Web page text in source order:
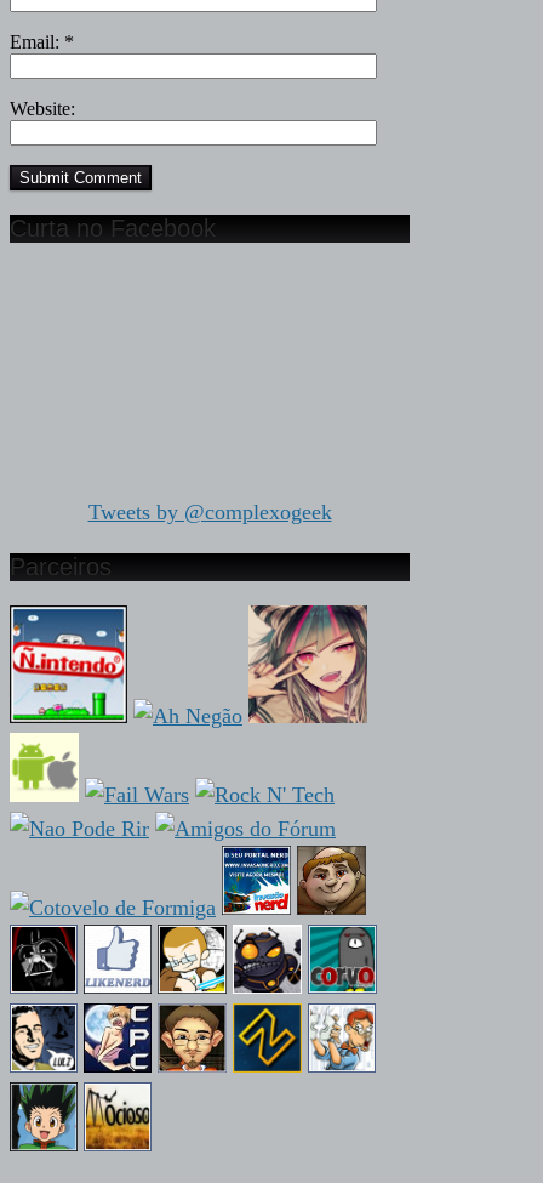
Email: *
Website:
Curta no Facebook
Tweets by @complexogeek
Parceiros